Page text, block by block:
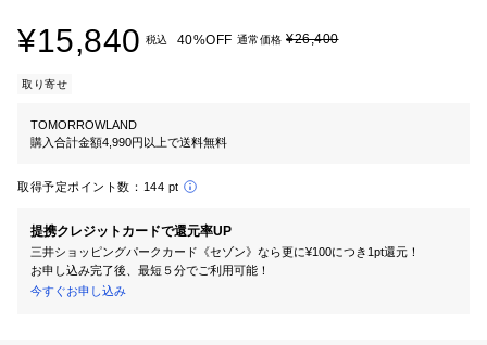
¥15,840 税込 40%OFF 通常価格 ¥26,400
取り寄せ
TOMORROWLAND
購入合計金額4,990円以上で送料無料
取得予定ポイント数： 144 pt
提携クレジットカードで還元率UP
三井ショッピングパークカード《セゾン》なら更に¥100につき1pt還元！
お申し込み完了後、最短５分でご利用可能！
今すぐお申し込み